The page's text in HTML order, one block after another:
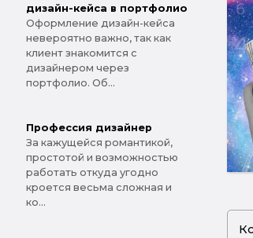
дизайн-кейса в портфолио
Оформление дизайн-кейса
невероятно важно, так как
клиент знакомится с
дизайнером через
портфолио. Об...
Профессия дизайнер
За кажущейся романтикой,
простотой и возможностью
работать откуда угодно
кроется весьма сложная и
ко...